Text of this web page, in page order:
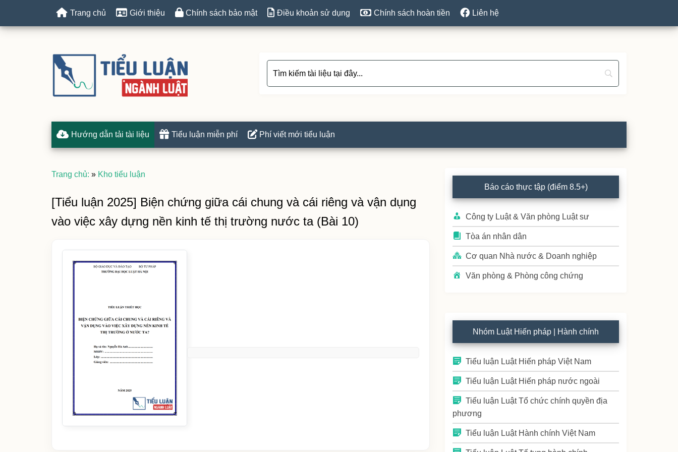
Trang chủ Giới thiệu Chính sách bảo mật Điều khoản sử dụng Chính sách hoàn tiền Liên hệ
Hướng dẫn tải tài liệu Tiểu luận miễn phí Phí viết mới tiểu luận
Trang chủ: » Kho tiểu luận
[Tiểu luận 2025] Biện chứng giữa cái chung và cái riêng và vận dụng
vào việc xây dựng nền kinh tế thị trường nước ta (Bài 10)
Primary
Sidebar
Báo cáo thực tập (điểm 8.5+)
Công ty Luật & Văn phòng Luật sư
Tòa án nhân dân
Cơ quan Nhà nước & Doanh nghiệp
Văn phòng & Phòng công chứng
Nhóm Luật Hiến pháp | Hành chính
Tiểu luận Luật Hiến pháp Việt Nam
Tiểu luận Luật Hiến pháp nước ngoài
Tiểu luận Luật Tổ chức chính quyền địa
phương
Tiểu luận Luật Hành chính Việt Nam